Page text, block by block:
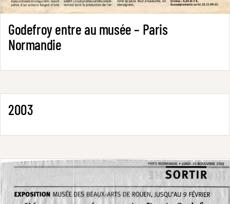
Godefroy entre au musée – Paris
Normandie
2003